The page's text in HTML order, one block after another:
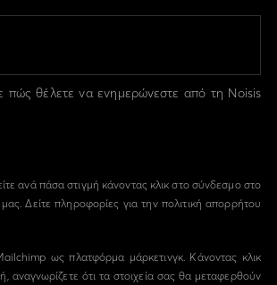
πώς θέλετε να ενημερώνεστε από τη Noisis
ανά πάσα στιγμή κάνοντας κλικ στο σύνδεσμο στο
Δείτε πληροφορίες για την πολιτική απορρήτου
ως πλατφόρμα μάρκετινγκ. Κάνοντας κλικ
αναγνωρίζετε ότι τα στοιχεία σας θα μεταφερθούν